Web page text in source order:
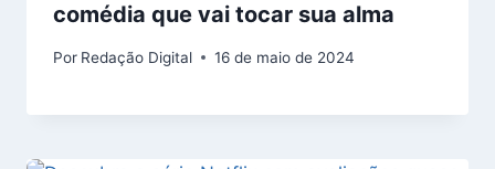
comédia que vai tocar sua alma
Por Redação Digital 16 de maio de 2024